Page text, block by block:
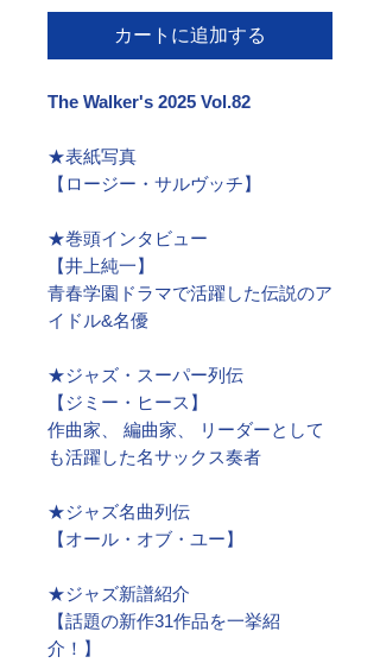
カートに追加する
The Walker's 2025 Vol.82
★表紙写真
【ロージー・サルヴッチ】
★巻頭インタビュー
【井上純一】
青春学園ドラマで活躍した伝説のア
イドル&名優
★ジャズ・スーパー列伝
【ジミー・ヒース】
作曲家、 編曲家、 リーダーとして
も活躍した名サックス奏者
★ジャズ名曲列伝
【オール・オブ・ユー】
★ジャズ新譜紹介
【話題の新作31作品を一挙紹
介！】